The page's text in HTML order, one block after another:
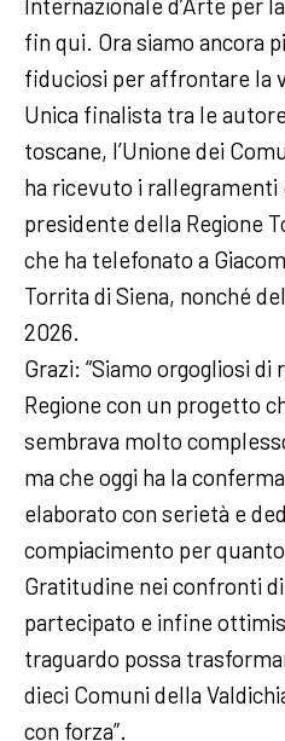
Internazionale d’Arte per
fin qui. Ora siamo ancora
fiduciosi per affrontare la
Unica finalista tra le
toscane, l’Unione dei
ha ricevuto i rallegramenti
presidente della Regione
che ha telefonato a
Torrita di Siena, nonché
2026.
Grazi: “Siamo orgogliosi
Regione con un progetto
sembrava molto
ma che oggi ha la
elaborato con serietà e
compiacimento per
Gratitudine nei confronti
partecipato e infine
traguardo possa
dieci Comuni della
con forza”.